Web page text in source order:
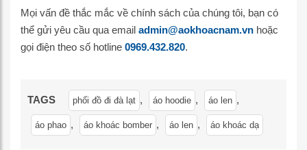
Mọi vấn đề thắc mắc về chính sách của chúng tôi, bạn có
thể gửi yêu cầu qua email admin@aokhoacnam.vn hoặc
gọi điện theo số hotline 0969.432.820.
TAGS phối đồ đi đà lạt , áo hoodie , áo len ,
áo phao , áo khoác bomber , áo len , áo khoác dạ